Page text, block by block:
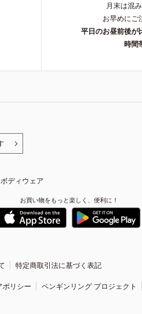
月末は混
お早めにご
平日のお昼前後が
時間
ボディウェア
お買い物をもっと楽しく、便利に！
特定商取引法に基づく表記
ポリシー ペンギンリング プロジェクト